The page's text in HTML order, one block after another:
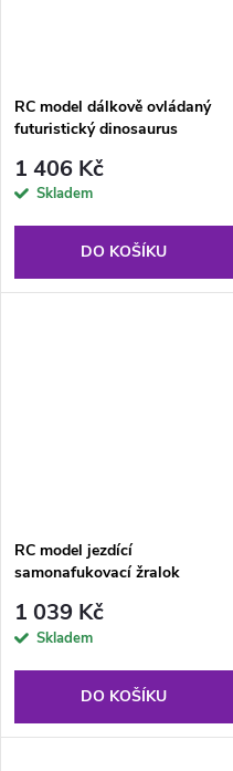
RC model dálkově ovládaný
futuristický dinosaurus
1 406 Kč
Skladem
DO KOŠÍKU
RC model jezdící
samonafukovací žralok
1 039 Kč
Skladem
DO KOŠÍKU